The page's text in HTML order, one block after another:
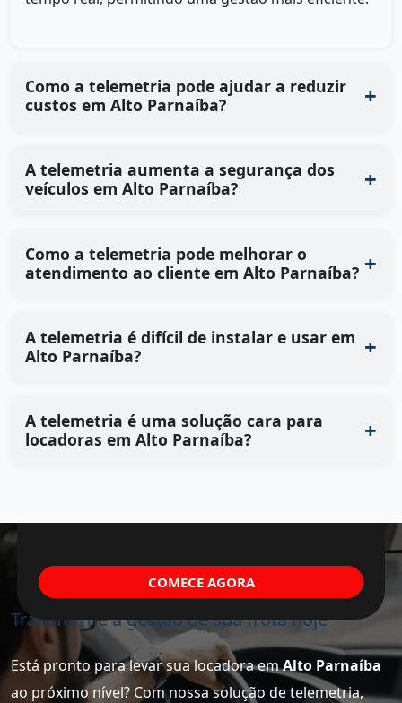
Como a telemetria pode ajudar a reduzir
custos em Alto Parnaíba?
A telemetria aumenta a segurança dos
veículos em Alto Parnaíba?
Como a telemetria pode melhorar o
atendimento ao cliente em Alto Parnaíba?
A telemetria é difícil de instalar e usar em
Alto Parnaíba?
A telemetria é uma solução cara para
locadoras em Alto Parnaíba?
Transforme a gestão de sua frota hoje
Está pronto para levar sua locadora emAlto Parnaíba
ao próximo nível? Com nossa solução de telemetria,
COMECE AGORA